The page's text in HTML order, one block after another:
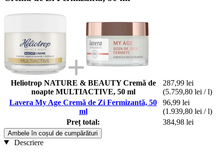
Heliotrop NATURE & BEAUTY Cremă de
noapte MULTIACTIVE, 50 ml
287,99 lei
(5.759,80 lei / l)
Lavera My Age Cremă de Zi Fermizantă, 50
ml
96,99 lei
(1.939,80 lei / l)
Preț total:
384,98 lei
Ambele în coșul de cumpărături
Descriere